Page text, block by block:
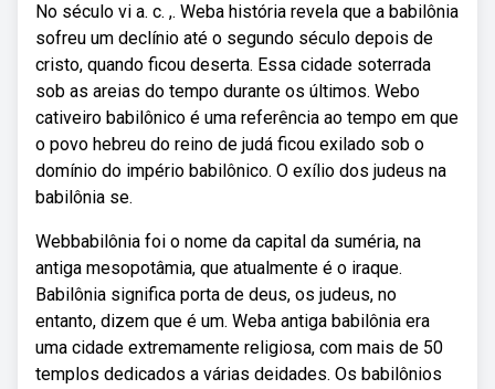
No século vi a. c. ,. Weba história revela que a babilônia
sofreu um declínio até o segundo século depois de
cristo, quando ficou deserta. Essa cidade soterrada
sob as areias do tempo durante os últimos. Webo
cativeiro babilônico é uma referência ao tempo em que
o povo hebreu do reino de judá ficou exilado sob o
domínio do império babilônico. O exílio dos judeus na
babilônia se.
Webbabilônia foi o nome da capital da suméria, na
antiga mesopotâmia, que atualmente é o iraque.
Babilônia significa porta de deus, os judeus, no
entanto, dizem que é um. Weba antiga babilônia era
uma cidade extremamente religiosa, com mais de 50
templos dedicados a várias deidades. Os babilônios